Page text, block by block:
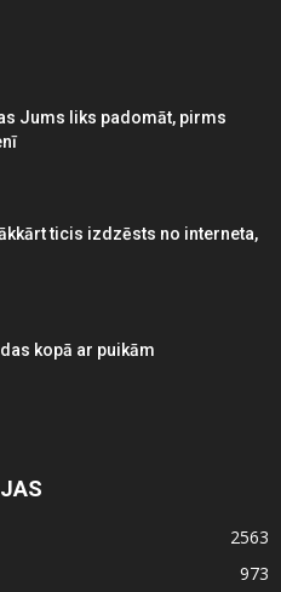
Jums liks padomāt, pirms
ticis izdzēsts no interneta,
kopā ar puikām
2563
973